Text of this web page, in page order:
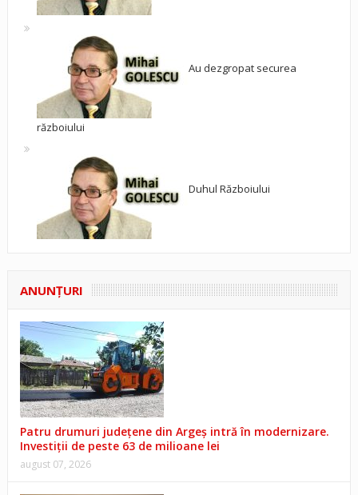
Au dezgropat securea
războiului
Duhul Războiului
ANUNŢURI
Patru drumuri județene din Argeș intră în modernizare.
Investiții de peste 63 de milioane lei
august 07, 2026